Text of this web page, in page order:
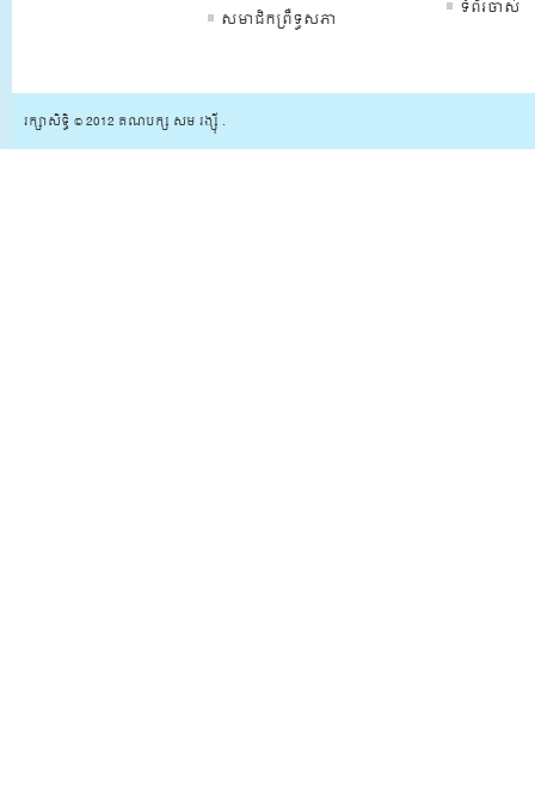
សមាជិកព្រឺទ្ធសភា ទំព័រចាស់
រក្សាសិទ្ធិ © 2012 គណបក្ស សម រង្ស៊ី .